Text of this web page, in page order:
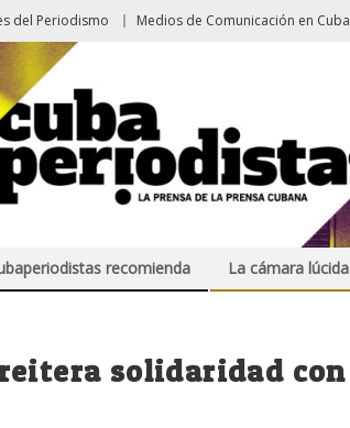
del Periodismo Medios de Comunicación en Cuba
recomienda La cámara lúcida
solidaridad con